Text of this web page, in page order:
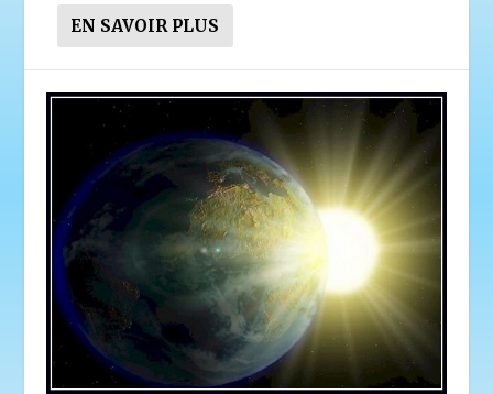
EN SAVOIR PLUS